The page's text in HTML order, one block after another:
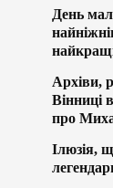
День
Архіви,
Вінниці
про
Ілюзія,